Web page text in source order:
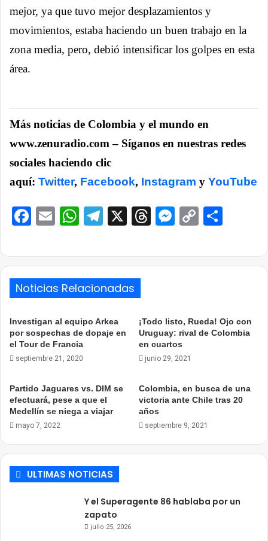
mejor, ya que tuvo mejor desplazamientos y
movimientos, estaba haciendo un buen trabajo en la
zona media, pero, debió intensificar los golpes en esta
área.
Más noticias de Colombia y el mundo en
www.zenuradio.com – Síganos en nuestras redes
sociales haciendo clic
aquí: Twitter, Facebook, Instagram y YouTube
Facebook
EmailWhatsApp
Telegram
X ThreadsCopy
Noticias Relacionadas
Investigan al equipo Arkea
por sospechas de dopaje en
el Tour de Francia
septiembre 21, 2020
¡Todo listo, Rueda! Ojo con
Uruguay: rival de Colombia
en cuartos
junio 29, 2021
Partido Jaguares vs. DIM se
efectuará, pese a que el
Medellín se niega a viajar
mayo 7, 2022
Colombia, en busca de una
victoria ante Chile tras 20
años
septiembre 9, 2021
ULTIMAS NOTICIAS
Y el Superagente 86 hablaba por un
zapato
julio 25, 2026